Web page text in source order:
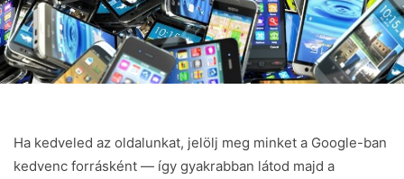
Ha kedveled az oldalunkat, jelölj meg minket a Google-ban
kedvenc forrásként — így gyakrabban látod majd a